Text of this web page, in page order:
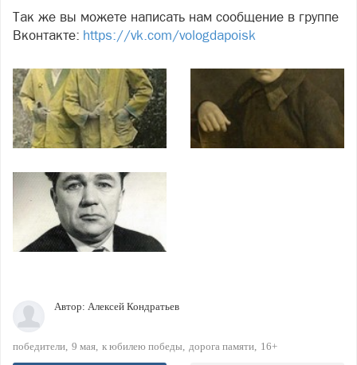
Так же вы можете написать нам сообщение в группе
Вконтакте: https://vk.com/vologdapoisk
Автор: Алексей Кондратьев
победители 9 мая к юбилею победы дорога памяти 16+